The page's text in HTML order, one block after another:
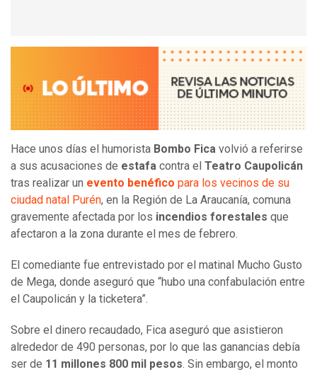
Hace unos días el humorista Bombo Fica volvió a referirse
a sus acusaciones de estafa contra el Teatro Caupolicán
tras realizar un evento benéfico para los vecinos de su
ciudad natal Purén, en la Región de La Araucanía, comuna
gravemente afectada por los incendios forestales que
afectaron a la zona durante el mes de febrero.
El comediante fue entrevistado por el matinal Mucho Gusto
de Mega, donde aseguró que “hubo una confabulación entre
el Caupolicán y la ticketera”.
Sobre el dinero recaudado, Fica aseguró que asistieron
alrededor de 490 personas, por lo que las ganancias debía
ser de 11 millones 800 mil pesos. Sin embargo, el monto